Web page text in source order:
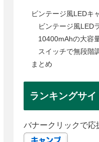
ビンテージ風LEDキ
ビンテージ風LED
10400mAhの大容
スイッチで無段階
まとめ
ランキングサイ
バナークリックで応